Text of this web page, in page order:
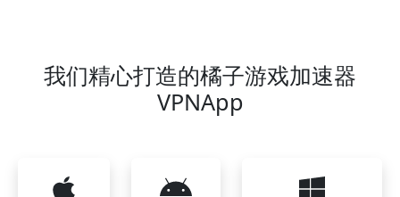
我们精心打造的橘子游戏加速器
VPNApp